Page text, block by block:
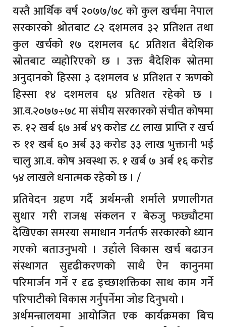
यस्तै आर्थिक वर्ष २०७७/७८ को कुल खर्चमा नेपाल
सरकारको श्रोतबाट ८२ दशमलव ३२ प्रतिशत तथा
कुल खर्चको १७ दशमलव ६८ प्रतिशत बैदेशिक
स्रोतबाट व्यहोरिएको छ । उक्त बैदेशिक स्रोतमा
अनुदानको हिस्सा ३ दशमलव ४ प्रतिशत र ऋणको
हिस्सा १४ दशमलव ६४ प्रतिशत रहेको छ ।
आ.व.२०७७÷७८ मा संघीय सरकारको संचीत कोषमा
रु. १२ खर्ब ६७ अर्ब ४९ करोड ८८ लाख प्राप्ति र खर्च
रु ११ खर्ब ६० अर्ब ३३ करोड ३३ लाख भुक्तानी भई
चालु आ.व. कोष अवस्था रु. १ खर्ब ७ अर्ब १६ करोड
५४ लाखले धनात्मक रहेको छ । /
प्रतिवेदन ग्रहण गर्दै अर्थमन्त्री शर्माले प्रणालीगत
सुधार गरी राजश्व संकलन र बेरुजु फछ्यौटमा
देखिएका समस्या समाधान गर्नतर्फ सरकारको ध्यान
गएको बताउनुभयो । उहाँले विकास खर्च बढाउन
संस्थागत सुदृढीकरणको साथै ऐन कानुनमा
परिमार्जन गर्ने र दृढ इच्छाशक्तिका साथ काम गर्ने
परिपाटीको विकास गर्नुपर्नेमा जोड दिनुभयो ।
अर्थमन्त्रालयमा आयोजित एक कार्यक्रमका बिच